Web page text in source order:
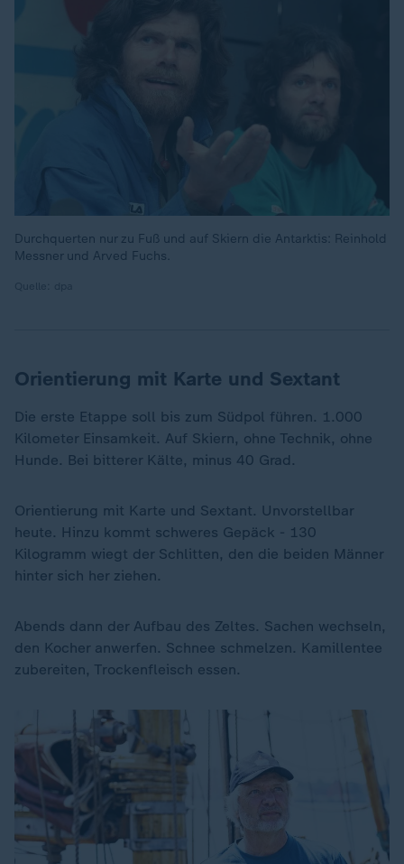
Durchquerten nur zu Fuß und auf Skiern die Antarktis: Reinhold
Messner und Arved Fuchs.
Orientierung mit Karte und Sextant
Die erste Etappe soll bis zum Südpol führen. 1.000
Kilometer Einsamkeit. Auf Skiern, ohne Technik, ohne
Hunde. Bei bitterer Kälte, minus 40 Grad.
Orientierung mit Karte und Sextant. Unvorstellbar
heute. Hinzu kommt schweres Gepäck - 130
Kilogramm wiegt der Schlitten, den die beiden Männer
hinter sich her ziehen.
Abends dann der Aufbau des Zeltes. Sachen wechseln,
den Kocher anwerfen. Schnee schmelzen. Kamillentee
zubereiten, Trockenfleisch essen.